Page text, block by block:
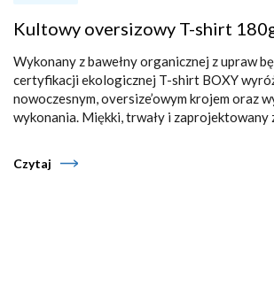
Kultowy oversizowy T-shirt
Wykonany z bawełny organicznej z upraw
certyfikacji ekologicznej T-shirt BOXY
nowoczesnym, oversize’owym krojem oraz
wykonania. Miękki, trwały i zaprojektowany
Czytaj